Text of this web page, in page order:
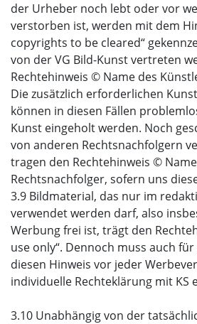
der Urheber noch lebt oder vor
verstorben ist, werden mit dem
copyrights to be cleared“
von der VG Bild-Kunst vertreten
Rechtehinweis © Name des
Die zusätzlich erforderlichen
können in diesen Fällen
Kunst eingeholt werden. Noch
von anderen Rechtsnachfolgern
tragen den Rechtehinweis ©
Rechtsnachfolger, sofern uns
3.9 Bildmaterial, das nur im
verwendet werden darf, also
Werbung frei ist, trägt den
use only“. Dennoch muss auch
diesen Hinweis vor jeder
individuelle Rechteklärung mit KS
3.10 Unabhängig von der